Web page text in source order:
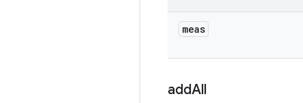
meas
addAll